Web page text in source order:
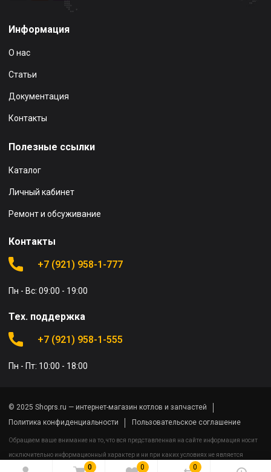
0 0 0
Информация
О нас
Статьи
Документация
Контакты
Полезные ссылки
Каталог
Личный кабинет
Ремонт и обсуживание
Контакты
+7 (921) 958-1-777
Пн - Вс: 09:00 - 19:00
Тех. поддержка
+7 (921) 958-1-555
Пн - Пт: 10:00 - 18:00
© 2025 Shoprs.ru — интернет-магазин котлов и запчастей
Политика конфиденциальности
Пользовательское соглашение
Обращаем ваше внимание на то, что вся представленная на сайте информация носит
исключительно информационный характер и ни при каких условиях не является
публичной офертой определяемой положениями Статьи 437(2) Гражданского кодекса